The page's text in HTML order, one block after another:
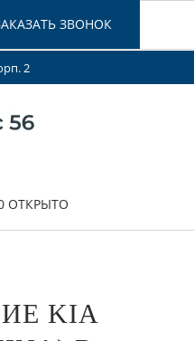
2
ОТКРЫТО
ЗВОНОК
KIA